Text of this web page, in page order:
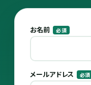
お名前 必須
メールアドレス 必須